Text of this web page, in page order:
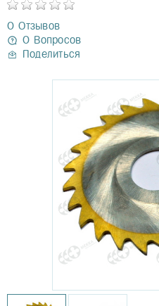
0 Отзывов
0 Вопросов
Поделиться